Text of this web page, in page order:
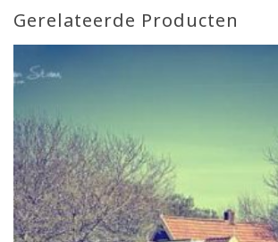
Gerelateerde Producten